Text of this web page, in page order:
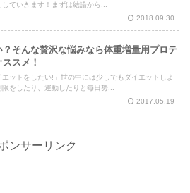
ていきます！まずは結論から...
2018.09.30
？そんな贅沢な悩みなら体重増量用プロテ
スメ！
エットをしたい!」世の中には少しでもダイエットしよ
限をしたり、運動したりと毎日努...
2017.05.19
ンサーリンク